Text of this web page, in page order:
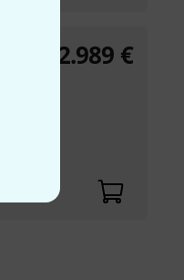
2.989 €